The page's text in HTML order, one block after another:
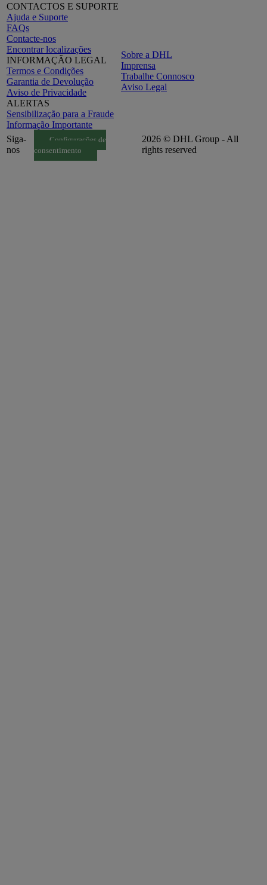
CONTACTOS E SUPORTE
Ajuda e Suporte
FAQs
Contacte-nos
Encontrar localizações
INFORMAÇÃO LEGAL
Termos e Condições
Garantia de Devolução
Aviso de Privacidade
ALERTAS
Sensibilização para a Fraude
Informação Importante
Sobre a DHL
Imprensa
Trabalhe Connosco
Aviso Legal
Siga-
nos
Configurações de
consentimento
2026 © DHL Group - All
rights reserved